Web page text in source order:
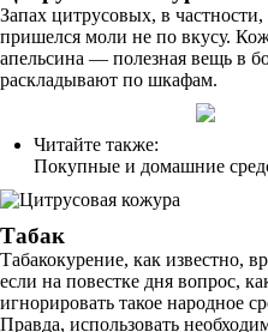
Запах цитрусовых, в
пришелся моли не по вкусу.
апельсина — полезная вещь в
раскладывают по шкафам.
Читайте также:
Покупные и домашние
Табак
Табакокурение, как известно,
если на повестке дня вопрос,
игнорировать такое народное
Правда, использовать